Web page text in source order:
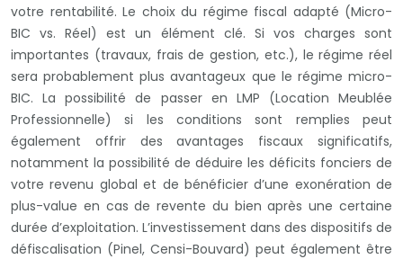
votre rentabilité. Le choix du régime fiscal adapté (Micro-
BIC vs. Réel) est un élément clé. Si vos charges sont
importantes (travaux, frais de gestion, etc.), le régime réel
sera probablement plus avantageux que le régime micro-
BIC. La possibilité de passer en LMP (Location Meublée
Professionnelle) si les conditions sont remplies peut
également offrir des avantages fiscaux significatifs,
notamment la possibilité de déduire les déficits fonciers de
votre revenu global et de bénéficier d’une exonération de
plus-value en cas de revente du bien après une certaine
durée d’exploitation. L’investissement dans des dispositifs de
défiscalisation (Pinel, Censi-Bouvard) peut également être